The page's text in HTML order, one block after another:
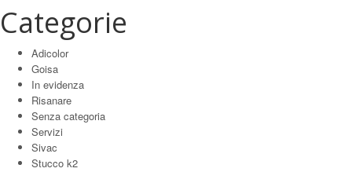
Categorie
Adicolor
Goisa
In evidenza
Risanare
Senza categoria
Servizi
Sivac
Stucco k2